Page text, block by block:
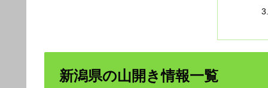
新潟県の山開き情報一覧